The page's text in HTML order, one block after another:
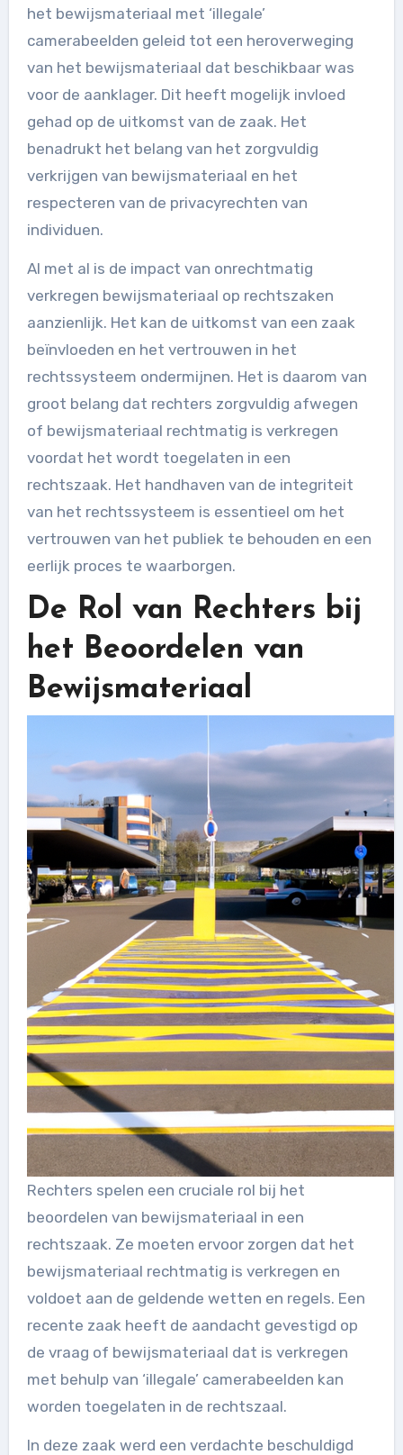
het bewijsmateriaal met ‘illegale’
camerabeelden geleid tot een heroverweging
van het bewijsmateriaal dat beschikbaar was
voor de aanklager. Dit heeft mogelijk invloed
gehad op de uitkomst van de zaak. Het
benadrukt het belang van het zorgvuldig
verkrijgen van bewijsmateriaal en het
respecteren van de privacyrechten van
individuen.
Al met al is de impact van onrechtmatig
verkregen bewijsmateriaal op rechtszaken
aanzienlijk. Het kan de uitkomst van een zaak
beïnvloeden en het vertrouwen in het
rechtssysteem ondermijnen. Het is daarom van
groot belang dat rechters zorgvuldig afwegen
of bewijsmateriaal rechtmatig is verkregen
voordat het wordt toegelaten in een
rechtszaak. Het handhaven van de integriteit
van het rechtssysteem is essentieel om het
vertrouwen van het publiek te behouden en een
eerlijk proces te waarborgen.
De Rol van Rechters bij
het Beoordelen van
Bewijsmateriaal
Rechters spelen een cruciale rol bij het
beoordelen van bewijsmateriaal in een
rechtszaak. Ze moeten ervoor zorgen dat het
bewijsmateriaal rechtmatig is verkregen en
voldoet aan de geldende wetten en regels. Een
recente zaak heeft de aandacht gevestigd op
de vraag of bewijsmateriaal dat is verkregen
met behulp van ‘illegale’ camerabeelden kan
worden toegelaten in de rechtszaal.
In deze zaak werd een verdachte beschuldigd